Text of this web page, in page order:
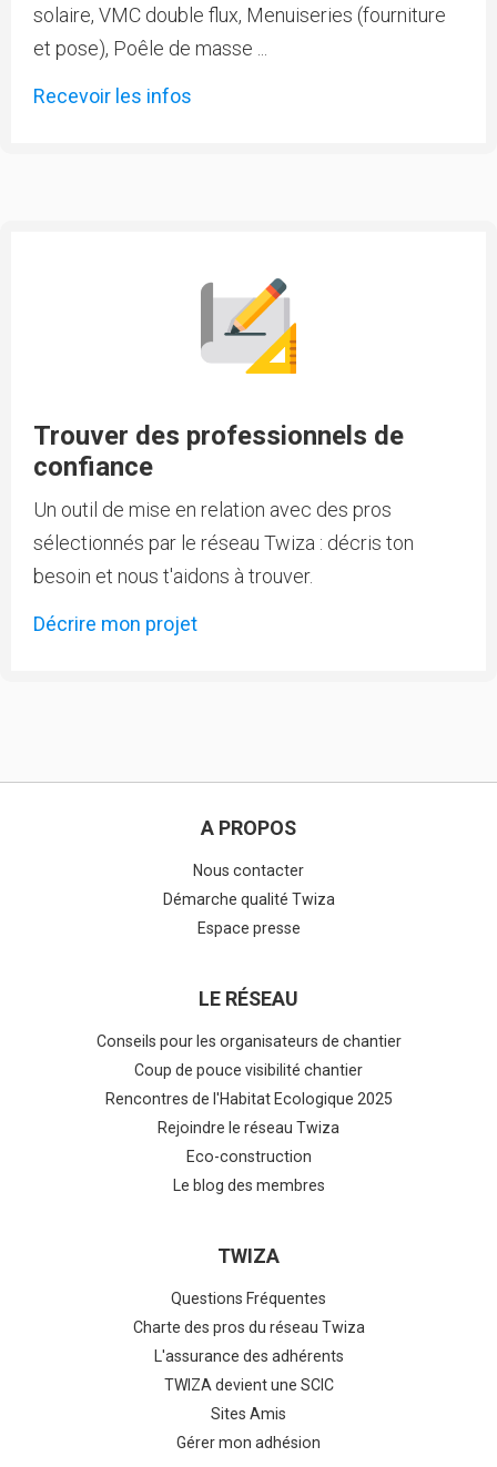
solaire, VMC double flux, Menuiseries (fourniture
et pose), Poêle de masse ...
Recevoir les infos
Trouver des professionnels de
confiance
Un outil de mise en relation avec des pros
sélectionnés par le réseau Twiza : décris ton
besoin et nous t'aidons à trouver.
Décrire mon projet
A PROPOS
Nous contacter
Démarche qualité Twiza
Espace presse
LE RÉSEAU
Conseils pour les organisateurs de chantier
Coup de pouce visibilité chantier
Rencontres de l'Habitat Ecologique 2025
Rejoindre le réseau Twiza
Eco-construction
Le blog des membres
TWIZA
Questions Fréquentes
Charte des pros du réseau Twiza
L'assurance des adhérents
TWIZA devient une SCIC
Sites Amis
Gérer mon adhésion